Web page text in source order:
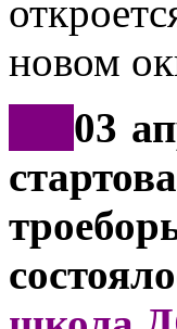
03